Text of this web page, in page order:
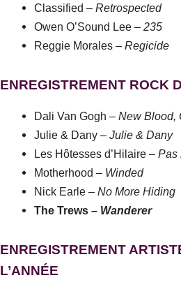
Classified –Retrospected
Owen O’Sound Lee –235
Reggie Morales –Regicide
ENREGISTREMENT ROCK
Dali Van Gogh – New Blood,
Julie & Dany –Julie & Dany
Les Hôtesses d’Hilaire – Pas
Motherhood – Winded
Nick Earle – No More Hiding
The Trews – Wanderer
ENREGISTREMENT
L’ANNÉE